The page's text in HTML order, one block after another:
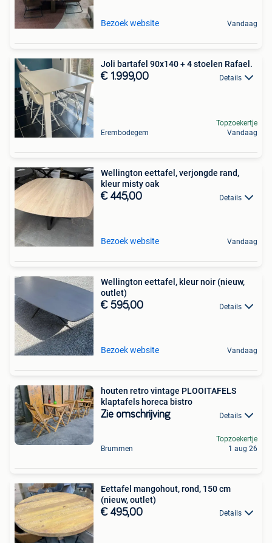
Bezoek website Vandaag
Joli bartafel 90x140 + 4 stoelen Rafael.
€ 1.999,00 Details
Erembodegem
Topzoekertje
Vandaag
Wellington eettafel, verjongde rand,
kleur misty oak
€ 445,00 Details
Bezoek website Vandaag
Wellington eettafel, kleur noir (nieuw,
outlet)
€ 595,00 Details
Bezoek website Vandaag
houten retro vintage PLOOITAFELS
klaptafels horeca bistro
Zie omschrijving Details
Brummen
Topzoekertje
1 aug 26
Eettafel mangohout, rond, 150 cm
(nieuw, outlet)
€ 495,00 Details